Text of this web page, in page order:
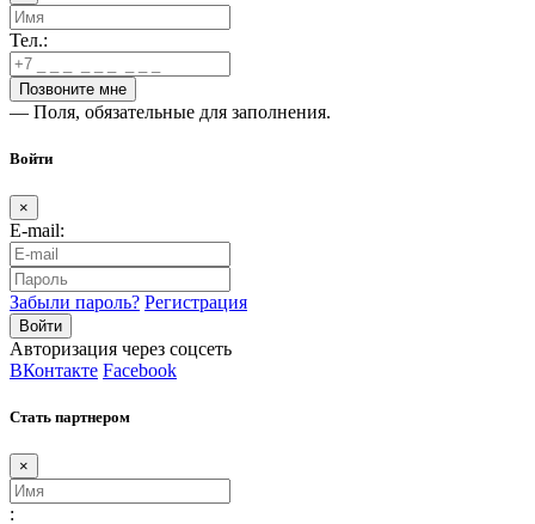
Тел.:
— Поля, обязательные для заполнения.
Войти
×
E-mail:
Забыли пароль? Регистрация
Авторизация через соцсеть
ВКонтакте Facebook
Стать партнером
×
: